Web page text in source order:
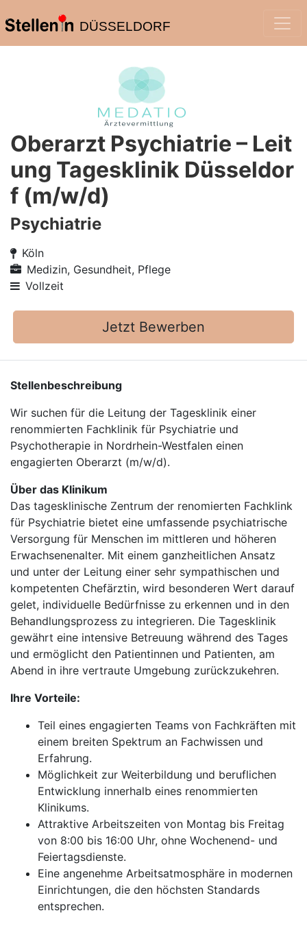
DÜSSELDORF
Oberarzt Psychiatrie – Leit
ung Tagesklinik Düsseldor
f (m/w/d)
Psychiatrie
Köln
Medizin, Gesundheit, Pflege
Vollzeit
Jetzt Bewerben
Stellenbeschreibung
Wir suchen für die Leitung der Tagesklinik einer
renommierten Fachklinik für Psychiatrie und
Psychotherapie in Nordrhein-Westfalen einen
engagierten Oberarzt (m/w/d).
Über das Klinikum
Das tagesklinische Zentrum der renomierten Fachklink
für Psychiatrie bietet eine umfassende psychiatrische
Versorgung für Menschen im mittleren und höheren
Erwachsenenalter. Mit einem ganzheitlichen Ansatz
und unter der Leitung einer sehr sympathischen und
kompetenten Chefärztin, wird besonderen Wert darauf
gelet, individuelle Bedürfnisse zu erkennen und in den
Behandlungsprozess zu integrieren. Die Tagesklinik
gewährt eine intensive Betreuung während des Tages
und ermöglicht den Patientinnen und Patienten, am
Abend in ihre vertraute Umgebung zurückzukehren.
Ihre Vorteile:
Teil eines engagierten Teams von Fachkräften mit
einem breiten Spektrum an Fachwissen und
Erfahrung.
Möglichkeit zur Weiterbildung und beruflichen
Entwicklung innerhalb eines renommierten
Klinikums.
Attraktive Arbeitszeiten von Montag bis Freitag
von 8:00 bis 16:00 Uhr, ohne Wochenend- und
Feiertagsdienste.
Eine angenehme Arbeitsatmosphäre in modernen
Einrichtungen, die den höchsten Standards
entsprechen.